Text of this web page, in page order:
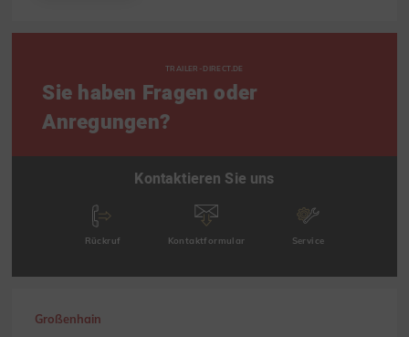
TRAILER-DIRECT.DE
Sie haben Fragen oder
Anregungen?
Kontaktieren Sie uns
Rückruf Kontaktformular Service
Großenhain